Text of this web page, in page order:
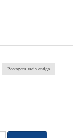
Postagem mais antiga